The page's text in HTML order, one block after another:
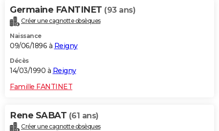
Germaine FANTINET (93 ans)
Créer une cagnotte obsèques
Naissance
09/06/1896 à Reigny
Décès
14/03/1990 à Reigny
Famille FANTINET
Rene SABAT (61 ans)
Créer une cagnotte obsèques